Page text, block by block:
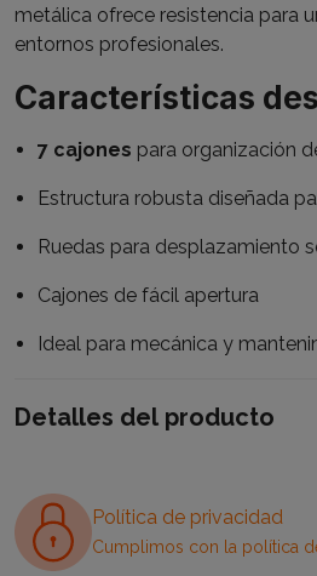
metálica ofrece resistencia para
entornos profesionales.
Características
7 cajones para organización
Estructura robusta diseñada
Ruedas para desplazamiento
Cajones de fácil apertura
Ideal para mecánica y
Detalles del producto
Política de privacidad
Cumplimos con la política